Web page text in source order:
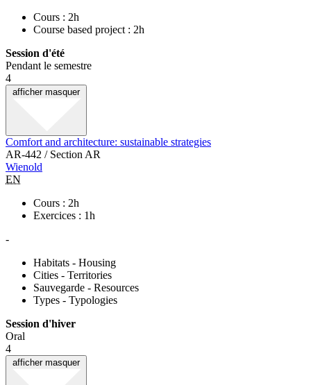
Cours : 2h
Course based project : 2h
Session d'été
Pendant le semestre
4
afficher masquer
Comfort and architecture: sustainable strategies
AR-442 / Section AR
Wienold
EN
Cours : 2h
Exercices : 1h
-
Habitats - Housing
Cities - Territories
Sauvegarde - Resources
Types - Typologies
Session d'hiver
Oral
4
afficher masquer